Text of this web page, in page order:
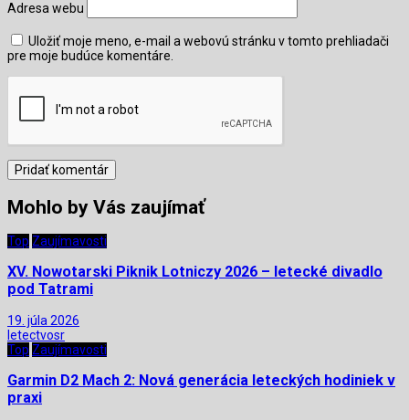
Adresa webu
Uložiť moje meno, e-mail a webovú stránku v tomto prehliadači
pre moje budúce komentáre.
Mohlo by Vás zaujímať
Top Zaujímavosti
XV. Nowotarski Piknik Lotniczy 2026 – letecké divadlo
pod Tatrami
19. júla 2026
letectvosr
Top Zaujímavosti
Garmin D2 Mach 2: Nová generácia leteckých hodiniek v
praxi